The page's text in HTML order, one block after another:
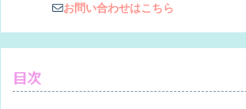
お問い合わせはこちら
目次